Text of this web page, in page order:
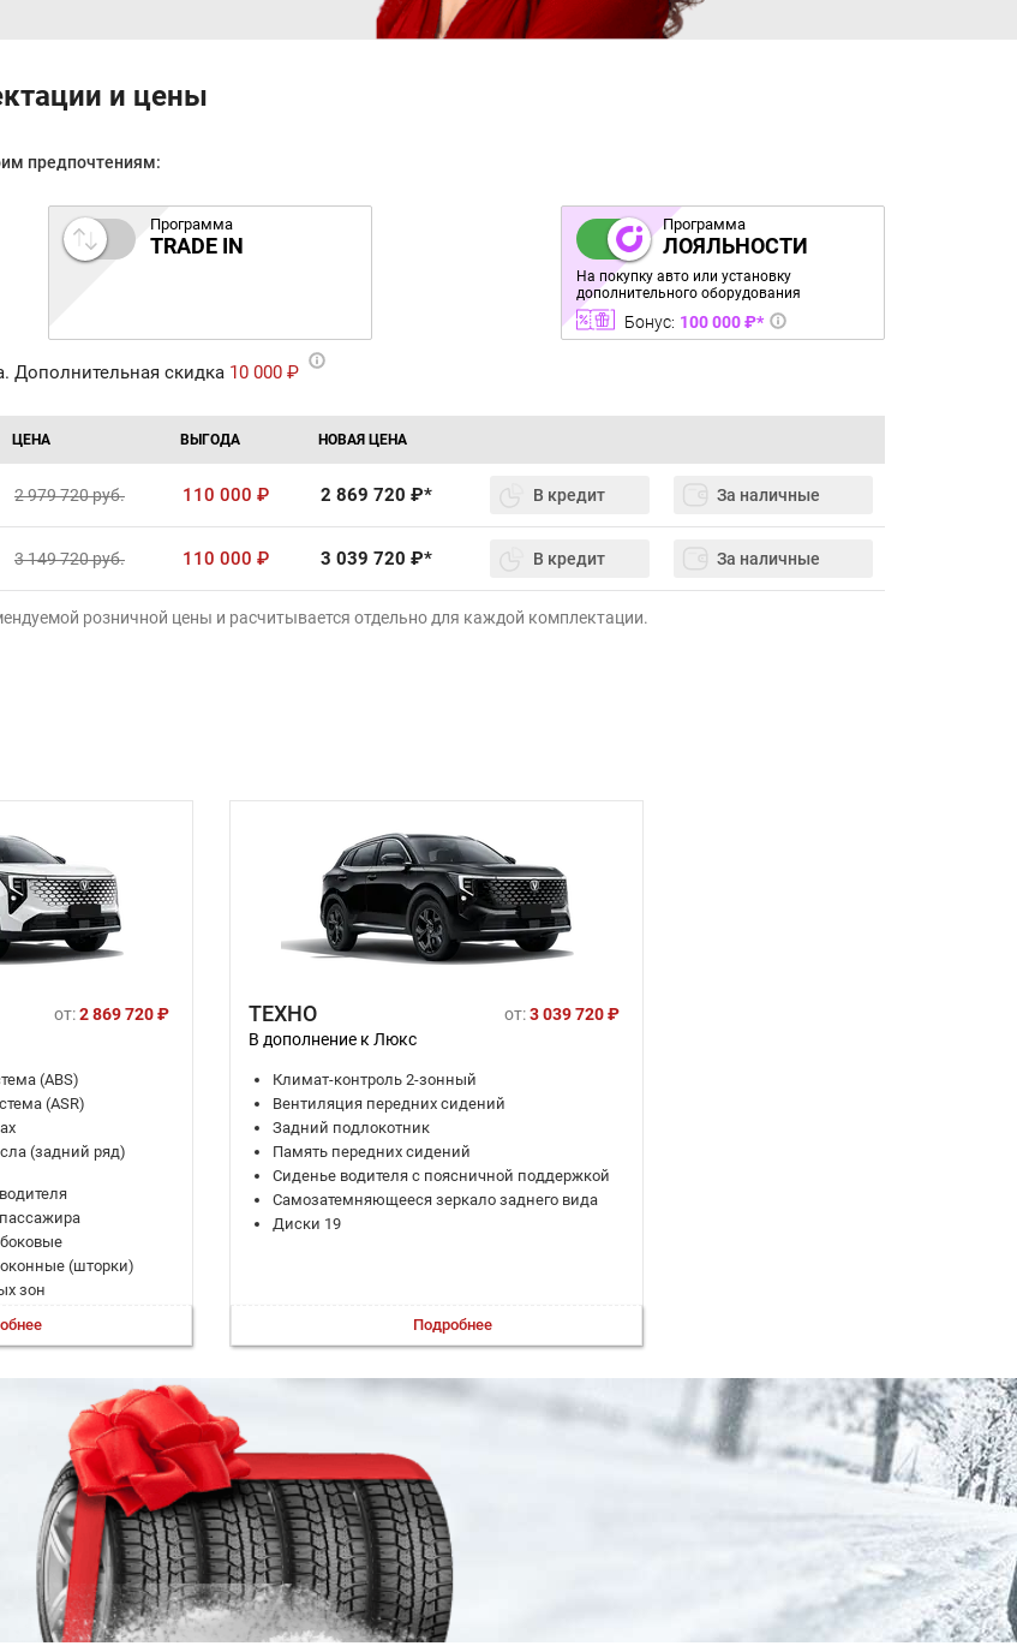
и цены
предпочтениям:
Программа
TRADE IN
Программа
ЛОЯЛЬНОСТИ
На покупку авто или установку
дополнительного оборудования
Бонус: 100 000 ₽*
Дополнительная скидка 10 000 ₽
ЦЕНА ВЫГОДА НОВАЯ ЦЕНА
2 979 720руб. 110 000 ₽ 2 869 720 ₽* В кредит За наличные
3 149 720руб. 110 000 ₽ 3 039 720 ₽* В кредит За наличные
розничной цены и расчитывается отдельно для каждой комплектации.
от:2 869 720 ₽
(ABS)
(ASR)
(задний ряд)
(шторки)
зон
в гору (HSA)
о выезде из полосы
о столкновении
ТЕХНО от:3 039 720 ₽
В дополнение к Люкс
Климат-контроль 2-зонный
Вентиляция передних сидений
Задний подлокотник
Память передних сидений
Сиденье водителя с поясничной поддержкой
Самозатемняющееся зеркало заднего вида
Диски 19
Подробнее